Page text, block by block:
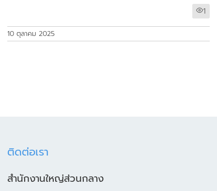
1
10 ตุลาคม 2025
ติดต่อเรา
สำนักงานใหญ่ส่วนกลาง